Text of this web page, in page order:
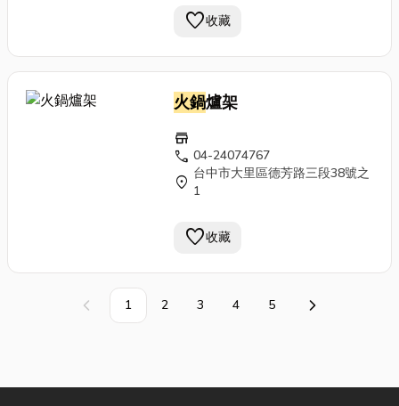
favorite收藏
火鍋爐架
store
call 04-24074767
location_on 台中市大里區德芳路三段38號之
1
favorite收藏
上一頁 1 2 3 4 5 下一頁